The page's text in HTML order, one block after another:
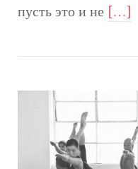
пусть это и не […]